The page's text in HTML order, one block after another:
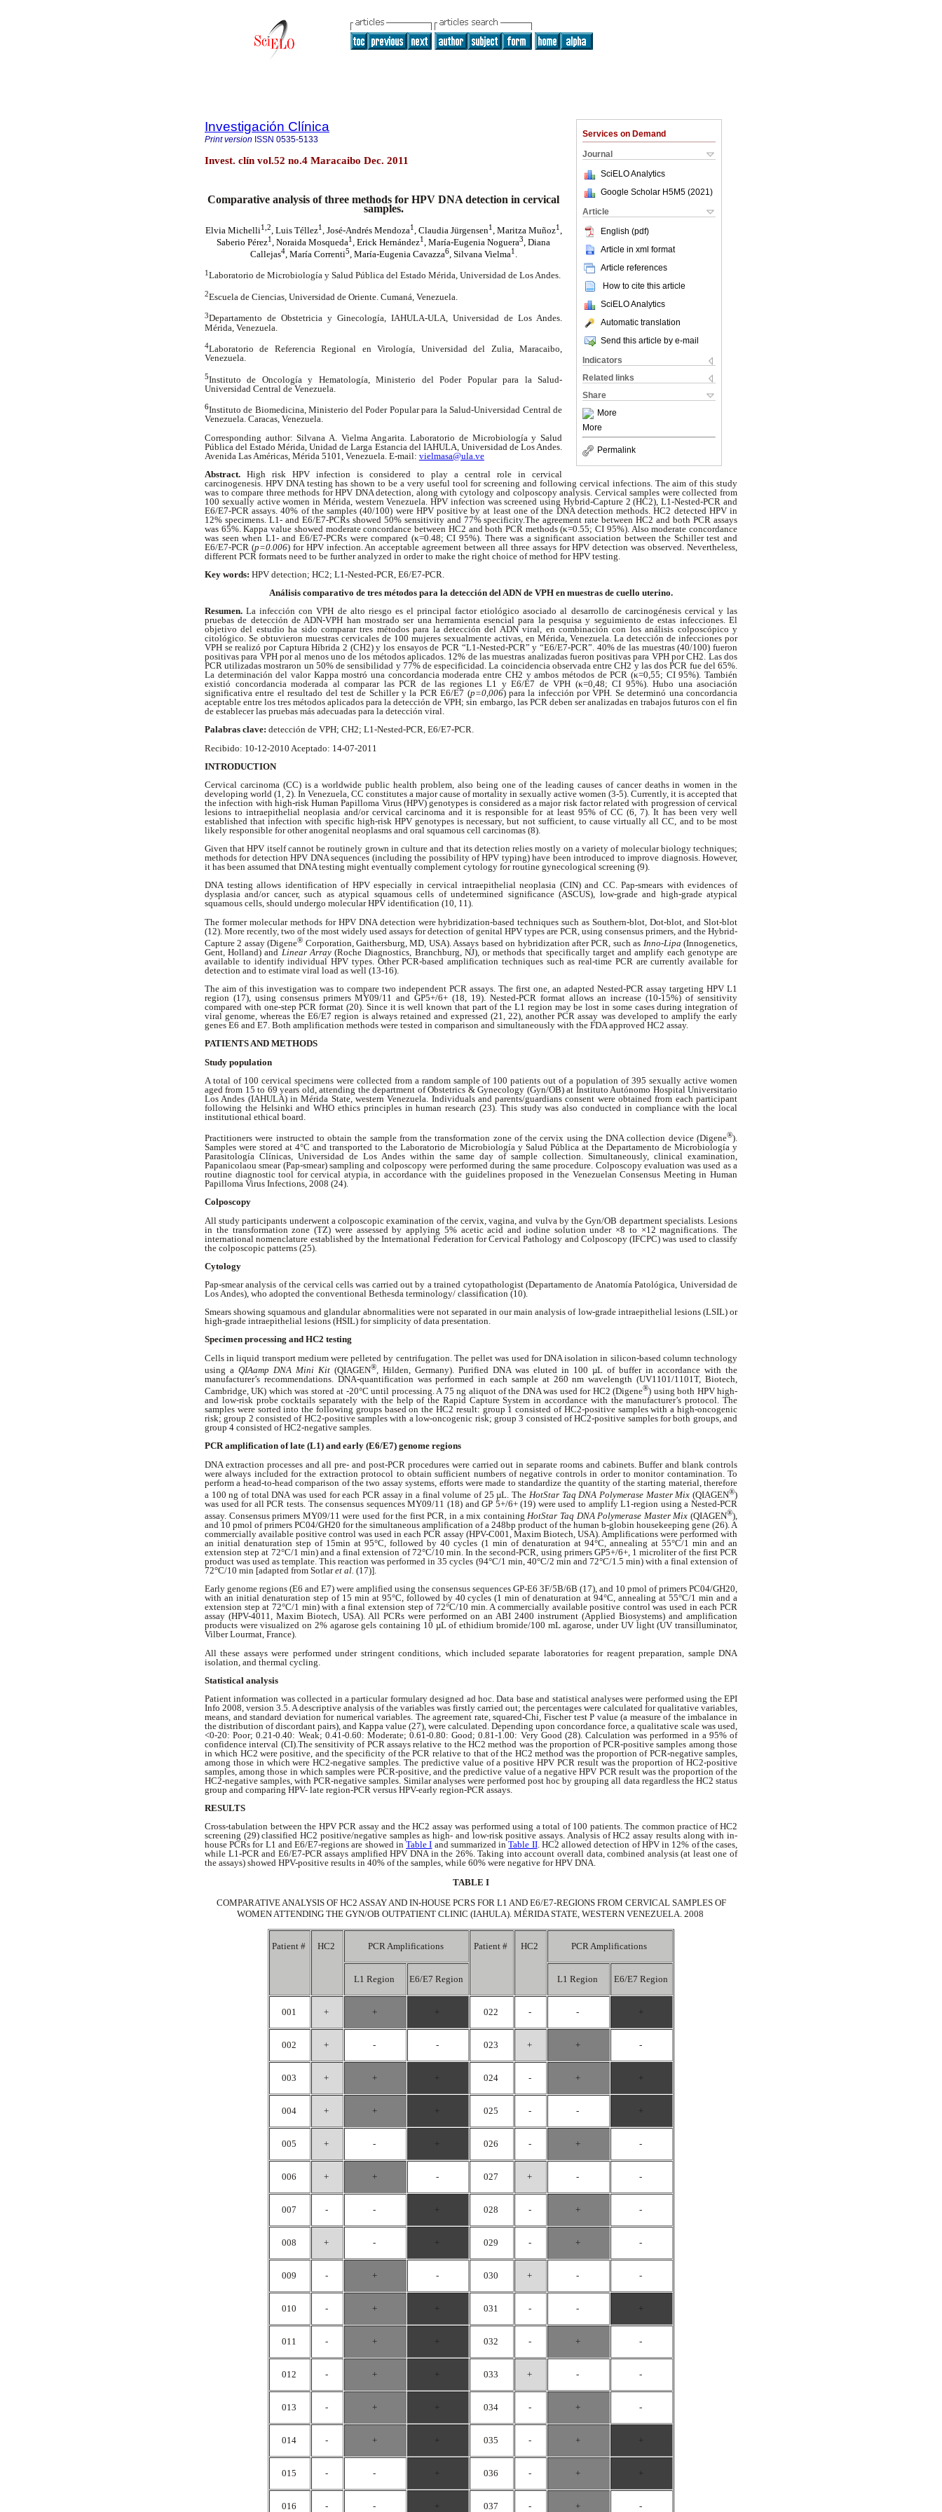
Services on Demand
Journal
SciELO Analytics
Google Scholar H5M5 (2021 )
Article
English (pdf)
Article in xml format
Article references
How to cite this article
SciELO Analytics
Automatic translation
Send this article by e-mail
Indicators
Related links
Share
More
More
Permalink
Investigación Clínica
Print version ISSN 0535-5133
Invest. clín vol.52 no.4 Maracaibo Dec. 2011
Comparative analysis of three methods for HPV DNA detection in cervical
samples.
Elvia Michelli1,2 , Luis Téllez1 , José-Andrés Mendoza1 , Claudia Jürgensen1 , Maritza Muñoz1
Saberio Pérez1 , Noraida Mosqueda1 , Erick Hernández1 , María-Eugenia Noguera3 , Diana
Callejas4, María Correnti5, María-Eugenia Cavazza6, Silvana Vielma1 .
1Laboratorio de Microbiología y Salud Pública del Estado Mérida, Universidad de Los Andes.
2Escuela de Ciencias, Universidad de Oriente. Cumaná, Venezuela.
3Departamento de Obstetricia y Ginecología, IAHULA-ULA, Universidad de Los Andes.
Mérida, Venezuela.
4Laboratorio de Referencia Regional en Virología, Universidad del Zulia, Maracaibo,
Venezuela.
5Instituto de Oncología y Hematología, Ministerio del Poder Popular para la Salud-
Universidad Central de Venezuela.
6Instituto de Biomedicina, Ministerio del Poder Popular para la Salud-Universidad Central de
Venezuela. Caracas, Venezuela.
Corresponding author: Silvana A. Vielma Angarita. Laboratorio de Microbiología y Salud
Pública del Estado Mérida, Unidad de Larga Estancia del IAHULA, Universidad de Los Andes.
Avenida Las Américas, Mérida 5101, Venezuela. E-mail: vielmasa@ula.ve
Abstract. High risk HPV infection is considered to play a central role in cervical
carcinogenesis. HPV DNA testing has shown to be a very useful tool for screening and following cervical infections. The aim of this study
was to compare three methods for HPV DNA detection, along with cytology and colposcopy analysis. Cervical samples were collected from
100 sexually active women in Mérida, western Venezuela. HPV infection was screened using Hybrid-Capture 2 (HC2), L1-Nested-PCR and
E6/E7-PCR assays. 40% of the samples (40/100) were HPV positive by at least one of the DNA detection methods. HC2 detected HPV in
12% specimens. L1- and E6/E7-PCRs showed 50% sensitivity and 77% specificity.The agreement rate between HC2 and both PCR assays
was 65%. Kappa value showed moderate concordance between HC2 and both PCR methods (κ=0.55; CI 95%). Also moderate concordance
was seen when L1- and E6/E7-PCRs were compared (κ=0.48; CI 95%). There was a significant association between the Schiller test and
E6/E7-PCR (p=0.006) for HPV infection. An acceptable agreement between all three assays for HPV detection was observed. Nevertheless,
different PCR formats need to be further analyzed in order to make the right choice of method for HPV testing.
Key words: HPV detection; HC2; L1-Nested-PCR, E6/E7-PCR.
Análisis comparativo de tres métodos para la detección del ADN de VPH en muestras de cuello uterino.
Resumen. La infección con VPH de alto riesgo es el principal factor etiológico asociado al desarrollo de carcinogénesis cervical y las
pruebas de detección de ADN-VPH han mostrado ser una herramienta esencial para la pesquisa y seguimiento de estas infecciones. El
objetivo del estudio ha sido comparar tres métodos para la detección del ADN viral, en combinación con los análisis colposcópico y
citológico. Se obtuvieron muestras cervicales de 100 mujeres sexualmente activas, en Mérida, Venezuela. La detección de infecciones por
VPH se realizó por Captura Híbrida 2 (CH2) y los ensayos de PCR “L1-Nested-PCR” y “E6/E7-PCR”. 40% de las muestras (40/100) fueron
positivas para VPH por al menos uno de los métodos aplicados. 12% de las muestras analizadas fueron positivas para VPH por CH2. Las dos
PCR utilizadas mostraron un 50% de sensibilidad y 77% de especificidad. La coincidencia observada entre CH2 y las dos PCR fue del 65%.
La determinación del valor Kappa mostró una concordancia moderada entre CH2 y ambos métodos de PCR (κ=0,55; CI 95%). También
existió concordancia moderada al comparar las PCR de las regiones L1 y E6/E7 de VPH (κ=0,48; CI 95%). Hubo una asociación
significativa entre el resultado del test de Schiller y la PCR E6/E7 (p=0,006) para la infección por VPH. Se determinó una concordancia
aceptable entre los tres métodos aplicados para la detección de VPH; sin embargo, las PCR deben ser analizadas en trabajos futuros con el fin
de establecer las pruebas más adecuadas para la detección viral.
Palabras clave: detección de VPH; CH2; L1-Nested-PCR, E6/E7-PCR.
Recibido: 10-12-2010 Aceptado: 14-07-2011
INTRODUCTION
Cervical carcinoma (CC) is a worldwide public health problem, also being one of the leading causes of cancer deaths in women in the
developing world (1, 2). In Venezuela, CC constitutes a major cause of mortality in sexually active women (3-5). Currently, it is accepted that
the infection with high-risk Human Papilloma Virus (HPV) genotypes is considered as a major risk factor related with progression of cervical
lesions to intraepithelial neoplasia and/or cervical carcinoma and it is responsible for at least 95% of CC (6, 7). It has been very well
established that infection with specific high-risk HPV genotypes is necessary, but not sufficient, to cause virtually all CC, and to be most
likely responsible for other anogenital neoplasms and oral squamous cell carcinomas (8).
Given that HPV itself cannot be routinely grown in culture and that its detection relies mostly on a variety of molecular biology techniques;
methods for detection HPV DNA sequences (including the possibility of HPV typing) have been introduced to improve diagnosis. However,
it has been assumed that DNA testing might eventually complement cytology for routine gynecological screening (9).
DNA testing allows identification of HPV especially in cervical intraepithelial neoplasia (CIN) and CC. Pap-smears with evidences of
dysplasia and/or cancer, such as atypical squamous cells of undetermined significance (ASCUS), low-grade and high-grade atypical
squamous cells, should undergo molecular HPV identification (10, 11).
The former molecular methods for HPV DNA detection were hybridization-based techniques such as Southern-blot, Dot-blot, and Slot-blot
(12). More recently, two of the most widely used assays for detection of genital HPV types are PCR, using consensus primers, and the Hybrid-
Capture 2 assay (Digene® Corporation, Gaithersburg, MD, USA). Assays based on hybridization after PCR, such as Inno-Lipa (Innogenetics,
Gent, Holland) and Linear Array(Roche Diagnostics, Branchburg, NJ), or methods that specifically target and amplify each genotype are
available to identify individual HPV types. Other PCR-based amplification techniques such as real-time PCR are currently available for
detection and to estimate viral load as well (13-16).
The aim of this investigation was to compare two independent PCR assays. The first one, an adapted Nested-PCR assay targeting HPV L1
region (17), using consensus primers MY09/11 and GP5+/6+ (18, 19). Nested-PCR format allows an increase (10-15%) of sensitivity
compared with one-step PCR format (20). Since it is well known that part of the L1 region may be lost in some cases during integration of
viral genome, whereas the E6/E7 region is always retained and expressed (21, 22), another PCR assay was developed to amplify the early
genes E6 and E7. Both amplification methods were tested in comparison and simultaneously with the FDA approved HC2 assay.
PATIENTS AND METHODS
Study population
A total of 100 cervical specimens were collected from a random sample of 100 patients out of a population of 395 sexually active women
aged from 15 to 69 years old, attending the department of Obstetrics & Gynecology (Gyn/OB) at Instituto Autónomo Hospital Universitario
Los Andes (IAHULA) in Mérida State, western Venezuela. Individuals and parents/guardians consent were obtained from each participant
following the Helsinki and WHO ethics principles in human research (23). This study was also conducted in compliance with the local
institutional ethical board.
Practitioners were instructed to obtain the sample from the transformation zone of the cervix using the DNA collection device (Digene®).
Samples were stored at 4°C and transported to the Laboratorio de Microbiología y Salud Pública at the Departamento de Microbiología y
Parasitología Clínicas, Universidad de Los Andes within the same day of sample collection. Simultaneously, clinical examination,
Papanicolaou smear (Pap-smear) sampling and colposcopy were performed during the same procedure. Colposcopy evaluation was used as a
routine diagnostic tool for cervical atypia, in accordance with the guidelines proposed in the Venezuelan Consensus Meeting in Human
Papilloma Virus Infections, 2008 (24).
Colposcopy
All study participants underwent a colposcopic examination of the cervix, vagina, and vulva by the Gyn/OB department specialists. Lesions
in the transformation zone (TZ) were assessed by applying 5% acetic acid and iodine solution under ×8 to ×12 magnifications. The
international nomenclature established by the International Federation for Cervical Pathology and Colposcopy (IFCPC) was used to classify
the colposcopic patterns (25).
Cytology
Pap-smear analysis of the cervical cells was carried out by a trained cytopathologist (Departamento de Anatomía Patológica, Universidad de
Los Andes), who adopted the conventional Bethesda terminology/ classification (10).
Smears showing squamous and glandular abnormalities were not separated in our main analysis of low-grade intraepithelial lesions (LSIL) or
high-grade intraepithelial lesions (HSIL) for simplicity of data presentation.
Specimen processing and HC2 testing
Cells in liquid transport medium were pelleted by centrifugation. The pellet was used for DNA isolation in silicon-based column technology
using a QIAamp DNA Mini Kit (QIAGEN®
, Hilden, Germany). Purified DNA was eluted in 100 µL of buffer in accordance with the
manufacturer’s recommendations. DNA-quantification was performed in each sample at 260 nm wavelength (UV1101/1101T, Biotech,
Cambridge, UK) which was stored at -20°C until processing. A 75 ng aliquot of the DNA was used for HC2 (Digene®) using both HPV high-
and low-risk probe cocktails separately with the help of the Rapid Capture System in accordance with the manufacturer’s protocol. The
samples were sorted into the following groups based on the HC2 result: group 1 consisted of HC2-positive samples with a high-oncogenic
risk; group 2 consisted of HC2-positive samples with a low-oncogenic risk; group 3 consisted of HC2-positive samples for both groups, and
group 4 consisted of HC2-negative samples.
PCR amplification of late (L1) and early (E6/E7) genome regions
DNA extraction processes and all pre- and post-PCR procedures were carried out in separate rooms and cabinets. Buffer and blank controls
were always included for the extraction protocol to obtain sufficient numbers of negative controls in order to monitor contamination. To
perform a head-to-head comparison of the two assay systems, efforts were made to standardize the quantity of the starting material, therefore
a 100 ng of total DNA was used for each PCR assay in a final volume of 25 µL. The HotStar Taq DNA Polymerase Master Mix(QIAGEN®)
was used for all PCR tests. The consensus sequences MY09/11 (18) and GP 5+/6+ (19) were used to amplify L1-region using a Nested-PCR
assay. Consensus primers MY09/11 were used for the first PCR, in a mix containingHotStar Taq DNA Polymerase Master Mix(QIAGEN®),
and 10 pmol of primers PC04/GH20 for the simultaneous amplification of a 248bp product of the human b-globin housekeeping gene (26). A
commercially available positive control was used in each PCR assay (HPV-C001, Maxim Biotech, USA). Amplifications were performed with
an initial denaturation step of 15min at 95°C, followed by 40 cycles (1 min of denaturation at 94°C, annealing at 55°C/1 min and an
extension step at 72°C/1 min) and a final extension of 72°C/10 min. In the second-PCR, using primers GP5+/6+, 1 microliter of the first PCR
product was used as template. This reaction was performed in 35 cycles (94°C/1 min, 40°C/2 min and 72°C/1.5 min) with a final extension of
72°C/10 min [adapted from Sotlaret al. (17)].
Early genome regions (E6 and E7) were amplified using the consensus sequences GP-E6 3F/5B/6B (17), and 10 pmol of primers PC04/GH20,
with an initial denaturation step of 15 min at 95°C, followed by 40 cycles (1 min of denaturation at 94°C, annealing at 55°C/1 min and a
extension step at 72°C/1 min) with a final extension step of 72°C/10 min. A commercially available positive control was used in each PCR
assay (HPV-4011, Maxim Biotech, USA). All PCRs were performed on an ABI 2400 instrument (Applied Biosystems) and amplification
products were visualized on 2% agarose gels containing 10 µL of ethidium bromide/100 mL agarose, under UV light (UV transilluminator,
Vilber Lourmat, France).
All these assays were performed under stringent conditions, which included separate laboratories for reagent preparation, sample DNA
isolation, and thermal cycling.
Statistical analysis
Patient information was collected in a particular formulary designed ad hoc. Data base and statistical analyses were performed using the EPI
Info 2008, version 3.5. A descriptive analysis of the variables was firstly carried out; the percentages were calculated for qualitative variables,
means, and standard deviation for numerical variables. The agreement rate, squared-Chi, Fischer test P value (a measure of the imbalance in
the distribution of discordant pairs), and Kappa value (27), were calculated. Depending upon concordance force, a qualitative scale was used,
<0-20: Poor; 0.21-0.40: Weak; 0.41-0.60: Moderate; 0.61-0.80: Good; 0.81-1.00: Very Good (28). Calculation was performed in a 95% of
confidence interval (CI).The sensitivity of PCR assays relative to the HC2 method was the proportion of PCR-positive samples among those
in which HC2 were positive, and the specificity of the PCR relative to that of the HC2 method was the proportion of PCR-negative samples,
among those in which were HC2-negative samples. The predictive value of a positive HPV PCR result was the proportion of HC2-positive
samples, among those in which samples were PCR-positive, and the predictive value of a negative HPV PCR result was the proportion of the
HC2-negative samples, with PCR-negative samples. Similar analyses were performed post hoc by grouping all data regardless the HC2 status
group and comparing HPV- late region-PCR versus HPV-early region-PCR assays.
RESULTS
Cross-tabulation between the HPV PCR assay and the HC2 assay was performed using a total of 100 patients. The common practice of HC2
screening (29) classified HC2 positive/negative samples as high- and low-risk positive assays. Analysis of HC2 assay results along with in-
house PCRs for L1 and E6/E7-regions are showed inTable I and summarized inTable II. HC2 allowed detection of HPV in 12% of the cases,
while L1-PCR and E6/E7-PCR assays amplified HPV DNA in the 26%. Taking into account overall data, combined analysis (at least one of
the assays) showed HPV-positive results in 40% of the samples, while 60% were negative for HPV DNA.
TABLE I
COMPARATIVE ANALYSIS OF HC2 ASSAY AND IN-HOUSE PCRS FOR L1 AND E6/E7-REGIONS FROM CERVICAL SAMPLES OF
WOMEN ATTENDING THE GYN/OB OUTPATIENT CLINIC (IAHULA). MÉRIDA STATE, WESTERN VENEZUELA. 2008
Patient # HC2 PCR Amplifications Patient # HC2 PCR Amplifications
L1 Region E6/E7 Region L1 Region E6/E7 Region
001 + + + 022 - - +
002 + - - 023 + + -
003 + + + 024 - + +
004 + + + 025 - - +
005 + - + 026 - + -
006 + + - 027 + - -
007 - - + 028 - + -
008 + - + 029 - + -
009 - + - 030 + - -
010 - + + 031 - - +
011 - + + 032 - + -
012 - + + 033 + - -
013 - + + 034 - + -
014 - + + 035 - + +
015 - - + 036 - + +
016 - - + 037 - + -